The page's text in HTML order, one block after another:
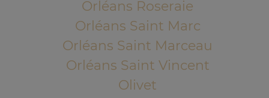
Orléans Roseraie
Orléans Saint Marc
Orléans Saint Marceau
Orléans Saint Vincent
Olivet